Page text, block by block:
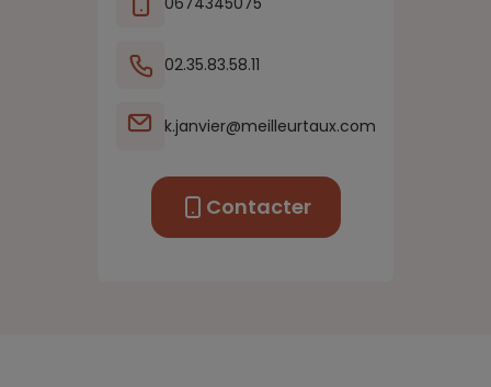
02.35.83.58.11
k.janvier@meilleurtaux.com
Contacter